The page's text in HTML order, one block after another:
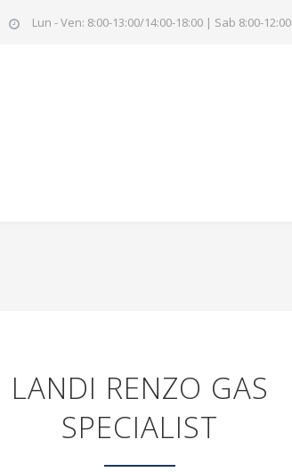
Lun - Ven: 8:00-13:00/14:00-18:00 | Sab 8:00-12:00
LANDI RENZO GAS
SPECIALIST